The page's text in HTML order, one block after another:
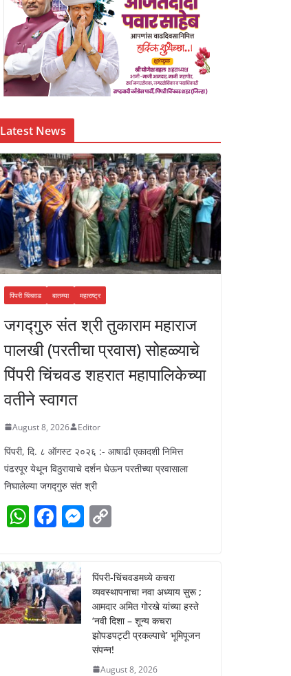
Latest News
पिंपरी चिंचवड बातम्या महाराष्ट्र
जगद्गुरु संत श्री तुकाराम महाराज
पालखी (परतीचा प्रवास) सोहळ्याचे
पिंपरी चिंचवड शहरात महापालिकेच्या
वतीने स्वागत
August 8, 2026 Editor
पिंपरी, दि. ८ ऑगस्ट २०२६ :- आषाढी एकादशी निमित्त
पंढरपूर येथून विठुरायाचे दर्शन घेऊन परतीच्या प्रवासाला
निघालेल्या जगद्गुरु संत श्री
W
at
s
A
p
F
c
e
b
o
M
e
n
g
er
y
Li
n
k
पिंपरी-चिंचवडमध्ये कचरा
व्यवस्थापनाचा नवा अध्याय सुरू ;
आमदार अमित गोरखे यांच्या हस्ते
‘नवी दिशा – शून्य कचरा
झोपडपट्टी प्रकल्पाचे’ भूमिपूजन
संपन्न!
August 8, 2026